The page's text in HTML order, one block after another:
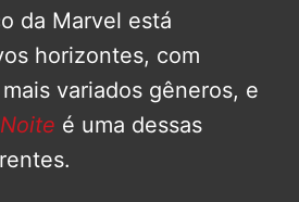
da Marvel está
horizontes, com
variados gêneros, e
é uma dessas